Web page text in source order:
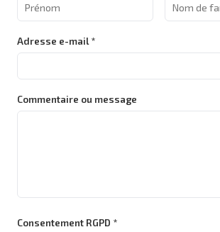
Adresse e-mail *
Commentaire ou message
Consentement RGPD *